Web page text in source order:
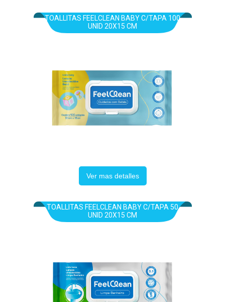
TOALLITAS FEELCLEAN BABY C/TAPA 100
UNID 20X15 CM
Ver mas detalles
TOALLITAS FEELCLEAN BABY C/TAPA 50
UNID 20X15 CM